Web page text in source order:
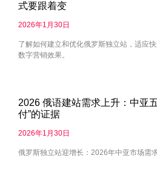
式要跟着变
2026年1月30日
了解如何建立和优化俄罗斯独立站，适应
数字营销效果。
2026 俄语建站需求上升：中亚
付”的证据
2026年1月30日
俄罗斯独立站迎增长：2026年中亚市场需